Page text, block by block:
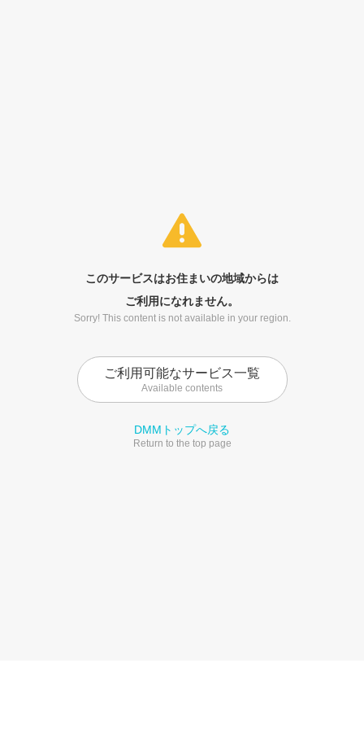
このサービスはお住まいの地域からは
ご利用になれません。
Sorry! This content is not available in your region.
ご利用可能なサービス一覧
Available contents
DMMトップへ戻る
Return to the top page